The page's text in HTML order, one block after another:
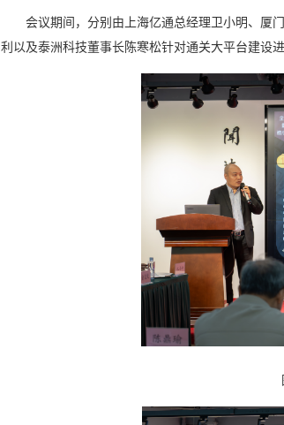
会议期间，分别由上海亿通总经理卫小明、厦
利以及泰洲科技董事长陈寒松针对通关大平台建设进